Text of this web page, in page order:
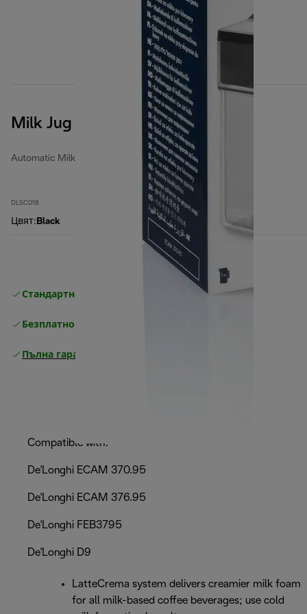
Milk Jug
Automatic Milk Jugs
DLSC018
Цвят: Black
Стандартна безплатна доставка Доставка
Безплатно връщане
Пълна гаранция от производителя
Compatible with:
De'Longhi ECAM 370.95
De'Longhi ECAM 376.95
De'Longhi FEB3795
De'Longhi D9
LatteCrema system delivers creamier milk foam
for all milk-based coffee beverages; use cold